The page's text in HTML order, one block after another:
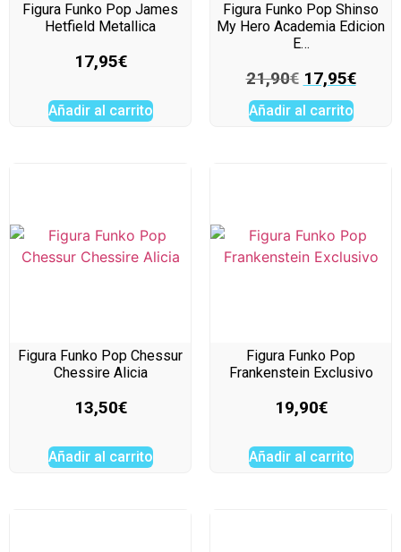
Figura Funko Pop James
Hetfield Metallica
17,95€
Añadir al carrito
Figura Funko Pop Shinso
My Hero Academia Edicion
E…
21,90€ 17,95€
Añadir al carrito
Figura Funko Pop Chessur
Chessire Alicia
13,50€
Añadir al carrito
Figura Funko Pop
Frankenstein Exclusivo
19,90€
Añadir al carrito